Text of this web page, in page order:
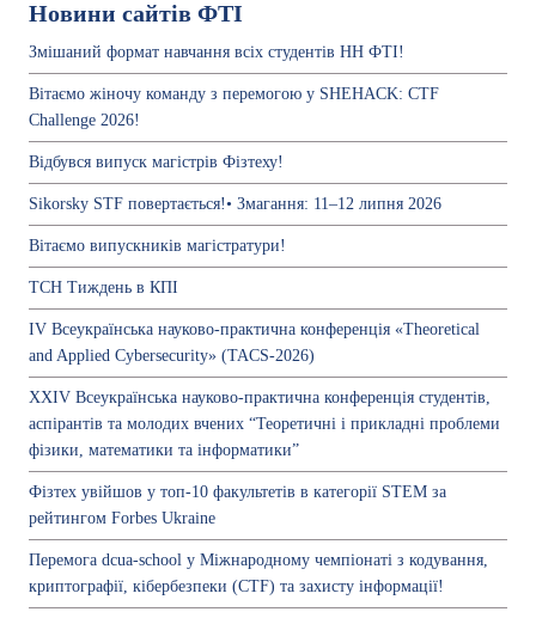
Новини сайтів ФТІ
Змішаний формат навчання всіх студентів НН ФТІ!
Вітаємо жіночу команду з перемогою у SHEHACK: CTF
Challenge 2026!
Відбувся випуск магістрів Фізтеху!
Sikorsky STF повертається!• Змагання: 11–12 липня 2026
Вітаємо випускників магістратури!
ТСН Тиждень в КПІ
IV Всеукраїнська науково-практична конференція «Theoretical
and Applied Cybersecurity» (TACS-2026)
ХХІV Всеукраїнська науково-практична конференція студентів,
аспірантів та молодих вчених “Теоретичні і прикладні проблеми
фізики, математики та інформатики”
Фізтех увійшов у топ-10 факультетів в категорії STEM за
рейтингом Forbes Ukraine
Перемога dcua-school у Міжнародному чемпіонаті з кодування,
криптографії, кібербезпеки (СTF) та захисту інформації!